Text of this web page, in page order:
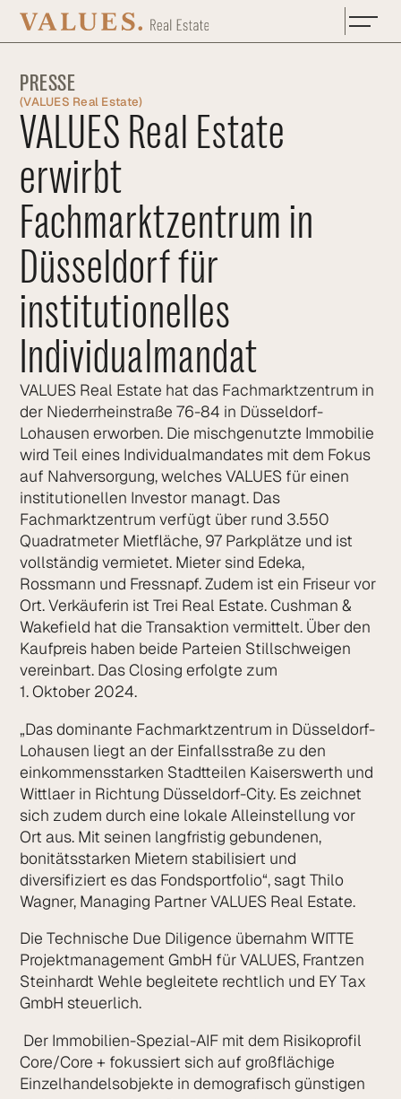
Zum Hauptinhalt springen
(VALUES Real Estate)
PRESSE
VALUES Real Estate
erwirbt
Fachmarktzentrum in
Düsseldorf für
institutionelles
Individualmandat
VALUES Real Estate hat das Fachmarktzentrum in
der Niederrheinstraße 76-84 in Düsseldorf-
Lohausen erworben. Die mischgenutzte Immobilie
wird Teil eines Individualmandates mit dem Fokus
auf Nahversorgung, welches VALUES für einen
institutionellen Investor managt. Das
Fachmarktzentrum verfügt über rund 3.550
Quadratmeter Mietfläche, 97 Park­plätze und ist
vollständig vermietet. Mieter sind Edeka,
Rossmann und Fressnapf. Zudem ist ein Friseur vor
Ort. Verkäuferin ist Trei Real Estate. Cushman &
Wakefield hat die Transaktion vermittelt. Über den
Kaufpreis haben beide Parteien Stillschweigen
vereinbart. Das Closing erfolgte zum
1. Oktober 2024.
„Das dominante Fachmarktzentrum in Düsseldorf-
Lohausen liegt an der Einfalls­straße zu den
einkommensstarken Stadtteilen Kaiserswerth und
Wittlaer in Richtung Düsseldorf-City. Es zeichnet
sich zudem durch eine lokale Alleinstellung vor
Ort aus. Mit seinen langfristig gebundenen,
bonitätsstarken Mietern stabilisiert und
diversifiziert es das Fondsportfolio“, sagt Thilo
Wagner, Managing Partner VALUES Real Estate.
Die Technische Due Diligence übernahm WITTE
Projektmanagement GmbH für VALUES, Frantzen
Steinhardt Wehle begleitete rechtlich und EY Tax
GmbH steuerlich.
Der Immobilien-Spezial-AIF mit dem Risikoprofil
Core/Core + fokussiert sich auf großflächige
Einzelhandelsobjekte in demografisch günstigen